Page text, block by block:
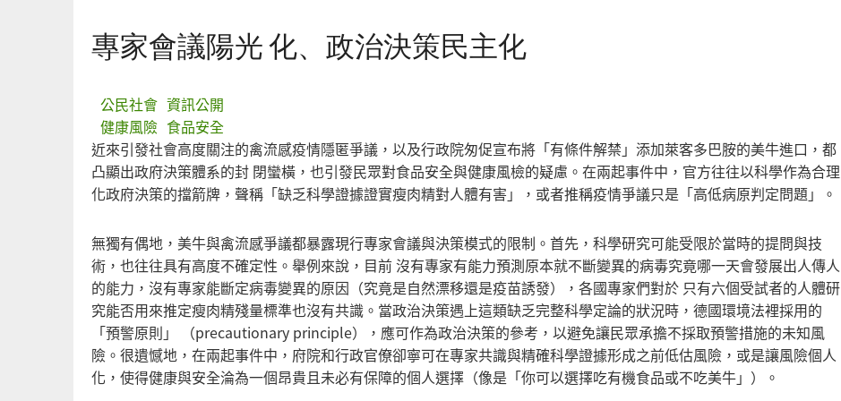
專家會議陽光 化、政治決策民主化
公民社會 資訊公開
健康風險 食品安全
近來引發社會高度關注的禽流感疫情隱匿爭議，以及行政院匆促宣布將「有條件解禁」添加萊客多巴胺的美牛進口，都
凸顯出政府決策體系的封 閉蠻橫，也引發民眾對食品安全與健康風檢的疑慮。在兩起事件中，官方往往以科學作為合理
化政府決策的擋箭牌，聲稱「缺乏科學證據證實瘦肉精對人體有害」，或者推稱疫情爭議只是「高低病原判定問題」。
無獨有偶地，美牛與禽流感爭議都暴露現行專家會議與決策模式的限制。首先，科學研究可能受限於當時的提問與技
術，也往往具有高度不確定性。舉例來說，目前 沒有專家有能力預測原本就不斷變異的病毒究竟哪一天會發展出人傳人
的能力，沒有專家能斷定病毒變異的原因（究竟是自然漂移還是疫苗誘發），各國專家們對於 只有六個受試者的人體研
究能否用來推定瘦肉精殘量標準也沒有共識。當政治決策遇上這類缺乏完整科學定論的狀況時，德國環境法裡採用的
「預警原則」 （precautionary principle），應可作為政治決策的參考，以避免讓民眾承擔不採取預警措施的未知風
險。很遺憾地，在兩起事件中，府院和行政官僚卻寧可在專家共識與精確科學證據形成之前低估風險，或是讓風險個人
化，使得健康與安全淪為一個昂貴且未必有保障的個人選擇（像是「你可以選擇吃有機食品或不吃美牛」）。